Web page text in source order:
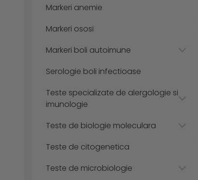
Markeri anemie
Markeri ososi
Markeri boli autoimune
Serologie boli infectioase
Teste specializate de alergologie si
imunologie
Teste de biologie moleculara
Teste de citogenetica
Teste de microbiologie